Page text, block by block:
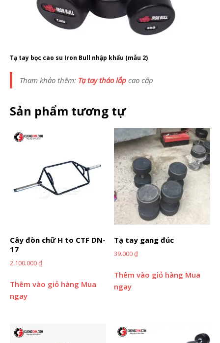
Tạ tay bọc cao su Iron Bull nhập khẩu (mẫu 2)
Tham khảo thêm: Tạ tay tháo lắp cao cấp
Sản phẩm tương tự
Cây đòn chữ H to CTF DN-
17
2.100.000₫
Thêm vào giỏ hàng Mua
ngay
Tạ tay gang đúc
39.000₫
Thêm vào giỏ hàng Mua
ngay